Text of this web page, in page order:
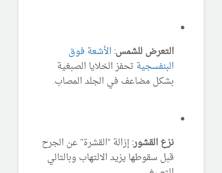
التعرض للشمس: الأشعة فوق
البنفسجية تحفز الخلايا الصبغية
بشكل مضاعف في الجلد المصاب.
نزع القشور:إزالة "القشرة" عن الجرح
قبل سقوطها يزيد الالتهاب وبالتالي